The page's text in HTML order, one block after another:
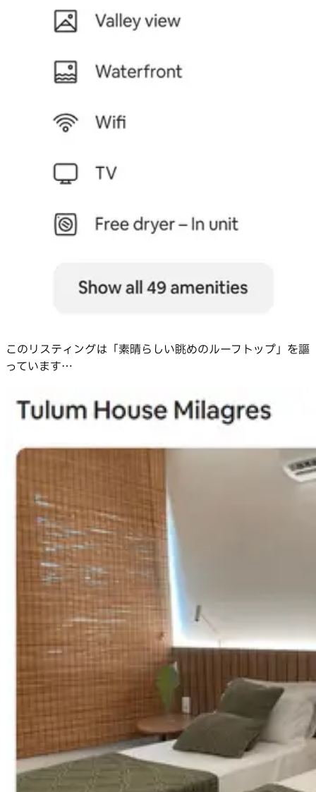
このリスティングは「素晴らしい眺めのルーフトップ」を謳
っています…